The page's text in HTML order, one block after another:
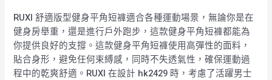
RUXI 舒適版型健身平角短褲適合各種運動場景，無論你是在
健身房舉重，還是進行戶外跑步，這款健身平角短褲都能為
你提供良好的支撐。這款健身平角短褲使用高彈性的面料，
貼合身形，避免任何束縛感，同時不失透氣性，確保運動過
程中的乾爽舒適。RUXI 在設計 hk2429 時，考慮了活躍男士